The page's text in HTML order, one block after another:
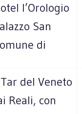
l’Orologio
San
di
del Veneto
Reali, con